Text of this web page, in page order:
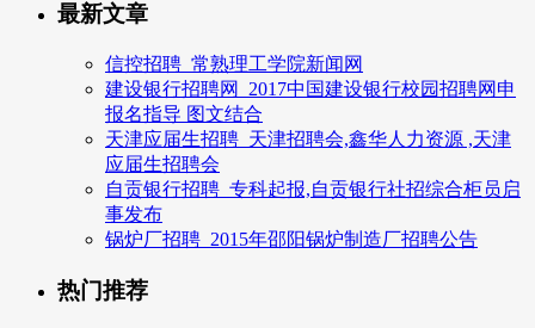
最新文章
信控招聘_常熟理工学院新闻网
建设银行招聘网_2017中国建设银行校园招聘网申
报名指导 图文结合
天津应届生招聘_天津招聘会,鑫华人力资源 ,天津
应届生招聘会
自贡银行招聘_专科起报,自贡银行社招综合柜员启
事发布
锅炉厂招聘_2015年邵阳锅炉制造厂招聘公告
热门推荐